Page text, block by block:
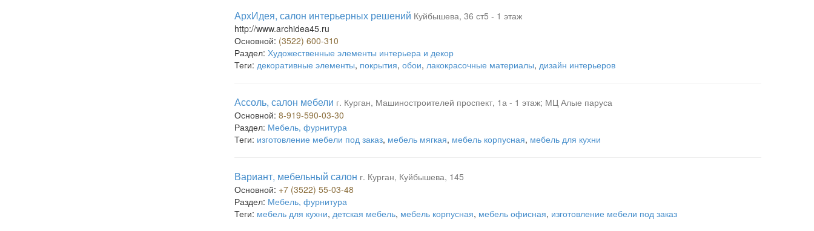
АрхИдея, салон интерьерных решений Куйбышева, 36 ст5 - 1 этаж
http://www.archidea45.ru
Основной: (3522) 600-310
Раздел: Художественные элементы интерьера и декор
Теги: декоративные элементы, покрытия, обои, лакокрасочные материалы, дизайн интерьеров
Ассоль, салон мебели г. Курган, Машиностроителей проспект, 1а - 1 этаж; МЦ Алые паруса
Основной: 8-919-590-03-30
Раздел: Мебель, фурнитура
Теги: изготовление мебели под заказ, мебель мягкая, мебель корпусная, мебель для кухни
Вариант, мебельный салон г. Курган, Куйбышева, 145
Основной: +7 (3522) 55-03-48
Раздел: Мебель, фурнитура
Теги: мебель для кухни, детская мебель, мебель корпусная, мебель офисная, изготовление мебели под заказ